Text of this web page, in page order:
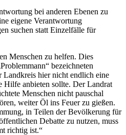
bei anderen Ebenen zu
eigene Verantwortung
suchen statt Einzelfälle für
Menschen zu helfen. Dies
bezeichneten
Landkreis hier nicht endlich eine
Hilfe anbieten sollte. Der Landrat
Menschen nicht pauschal
weiter Öl ins Feuer zu gießen.
in Teilen der Bevölkerung für
Debatte zu nutzen, muss
richtig ist.“